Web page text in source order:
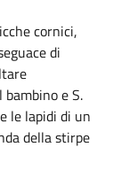
cornici,
di
e S.
le lapidi di un
della stirpe